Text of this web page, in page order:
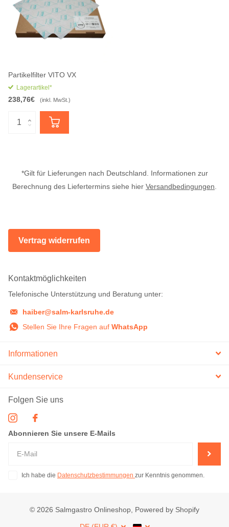
Partikelfilter VITO VX
Lagerartikel*
238,76€ (inkl. MwSt.)
*Gilt für Lieferungen nach Deutschland. Informationen zur
Berechnung des Liefertermins siehe hier Versandbedingungen.
Vertrag widerrufen
Kontaktmöglichkeiten
Telefonische Unterstützung und Beratung unter:
haiber@salm-karlsruhe.de
Stellen Sie Ihre Fragen auf WhatsApp
Informationen
Kundenservice
Folgen Sie uns
Abonnieren Sie unsere E-Mails
Ich habe die Datenschutzbestimmungen zur Kenntnis genommen.
© 2026 Salmgastro Onlineshop, Powered by Shopify